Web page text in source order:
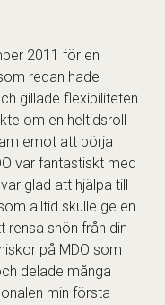
2011 för en
redan hade
gillade flexibiliteten
om en heltidsroll
emot att börja
var fantastiskt med
glad att hjälpa till
alltid skulle ge en
rensa snön från din
på MDO som
delade många
min första